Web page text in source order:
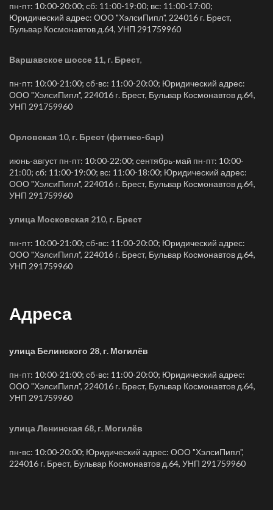
пн-пт: 10:00-20:00; сб: 11:00-19:00; вс: 11:00-17:00;
Юридический адрес: ООО "ХэлсиПипл", 224016 г. Брест,
Бульвар Космонавтов д.64, УНП 291759960
Варшавское шоссе 11, г. Брест,
пн-пт: 10:00-21:00; сб-вс: 11:00-20:00; Юридический адрес:
ООО "ХэлсиПипл", 224016 г. Брест, Бульвар Космонавтов д.64,
УНП 291759960
Орловская 10, г. Брест (фитнес-бар)
июнь-август пн-пт: 10:00-22:00; сентябрь-май пн-пт: 10:00-
21:00; сб: 11:00-19:00; вс: 11:00-18:00; Юридический адрес:
ООО "ХэлсиПипл", 224016 г. Брест, Бульвар Космонавтов д.64,
УНП 291759960
улица Московская 210, г. Брест
пн-пт: 10:00-21:00; сб-вс: 11:00-20:00; Юридический адрес:
ООО "ХэлсиПипл", 224016 г. Брест, Бульвар Космонавтов д.64,
УНП 291759960
Адреса
улица Белинского 28, г. Могилёв
пн-пт: 10:00-21:00; сб-вс: 11:00-20:00; Юридический адрес:
ООО "ХэлсиПипл", 224016 г. Брест, Бульвар Космонавтов д.64,
УНП 291759960
улица Ленинская 68, г. Могилёв
пн-вс: 10:00-20:00; Юридический адрес: ООО "ХэлсиПипл",
224016 г. Брест, Бульвар Космонавтов д.64, УНП 291759960